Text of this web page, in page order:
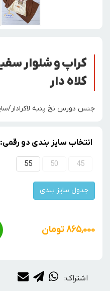
کراپ و شلوار
کلاه دار
جنس دورس نخ پنبه لاکرادار/سایز 45 تا
انتخاب سایز بندی دو رقمی:
45
50
55
جدول سایز بندی
865,000تومان
اشتراک: